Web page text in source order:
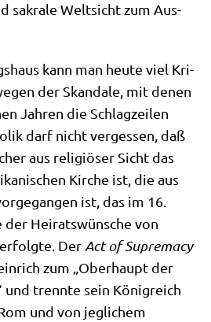
sakra­le Welt­sicht zum Aus­
kann man heu­te viel Kri­
der Skan­da­le, mit denen
Jah­ren die Schlag­zei­len
darf nicht ver­ges­sen, daß
aus reli­giö­ser Sicht das
Kir­che ist, die aus
ist, das im 16.
Hei­rats­wün­sche von
DerAct of Supre­ma­cy
zum „Ober­haupt der
und trenn­te sein König­reich
und von jeg­li­chem